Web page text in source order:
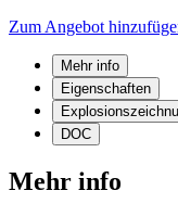
Zum Angebot
Mehr info
Eigenschaften
DOC
Mehr info